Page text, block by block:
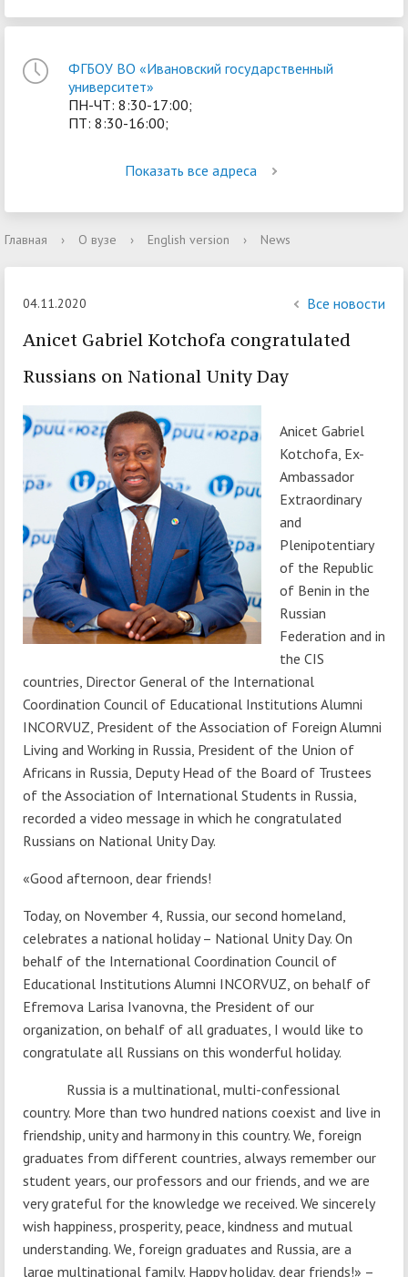
ФГБОУ ВО «Ивановский государственный
университет»
ПН-ЧТ: 8:30-17:00;
ПТ: 8:30-16:00;
Показать все адреса
Главная › О вузе › English version › News
04.11.2020 Все новости
Anicet Gabriel Kotchofa congratulated
Russians on National Unity Day
Anicet Gabriel
Kotchofa, Ex-
Ambassador
Extraordinary
and
Plenipotentiary
of the Republic
of Benin in the
Russian
Federation and in
the CIS
countries, Director General of the International
Coordination Council of Educational Institutions Alumni
INCORVUZ, President of the Association of Foreign Alumni
Living and Working in Russia, President of the Union of
Africans in Russia, Deputy Head of the Board of Trustees
of the Association of International Students in Russia,
recorded a video message in which he congratulated
Russians on National Unity Day.
«Good afternoon, dear friends!
Today, on November 4, Russia, our second homeland,
celebrates a national holiday – National Unity Day. On
behalf of the International Coordination Council of
Educational Institutions Alumni INCORVUZ, on behalf of
Efremova Larisa Ivanovna, the President of our
organization, on behalf of all graduates, I would like to
congratulate all Russians on this wonderful holiday.
Russia is a multinational, multi-confessional
country. More than two hundred nations coexist and live in
friendship, unity and harmony in this country. We, foreign
graduates from different countries, always remember our
student years, our professors and our friends, and we are
very grateful for the knowledge we received. We sincerely
wish happiness, prosperity, peace, kindness and mutual
understanding. We, foreign graduates and Russia, are a
large multinational family. Happy holiday, dear friends!» –